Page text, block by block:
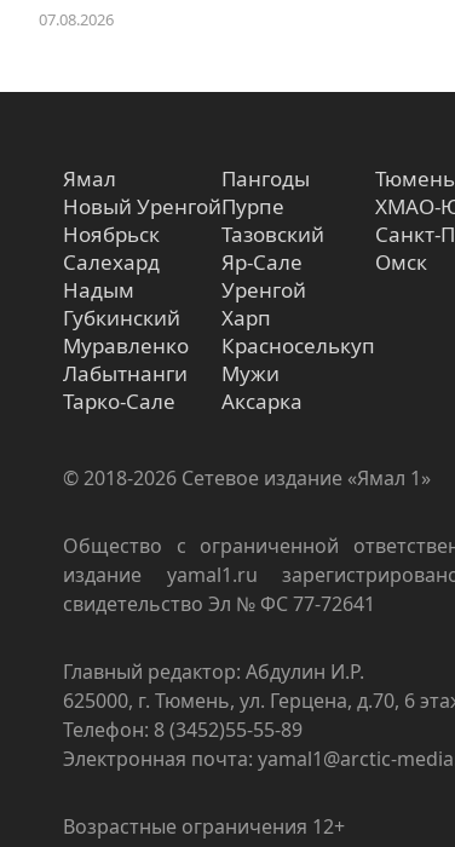
07.08.2026
Ямал
Новый Уренгой
Ноябрьск
Салехард
Надым
Губкинский
Муравленко
Лабытнанги
Тарко-Сале
Пангоды
Пурпе
Тазовский
Яр-Сале
Уренгой
Харп
Красноселькуп
Мужи
Аксарка
Тюмень
ХМАО-
Санкт-
Омск
© 2018-2026 Сетевое издание «Ямал 1»
Общество с ограниченной
издание yamal1.ru
свидетельство Эл № ФС 77-72641
Главный редактор: Абдулин И.Р.
625000, г. Тюмень, ул. Герцена, д.70, 6
Телефон: 8 (3452)55-55-89
Электронная почта: yamal1@arctic-
Возрастные ограничения 12+